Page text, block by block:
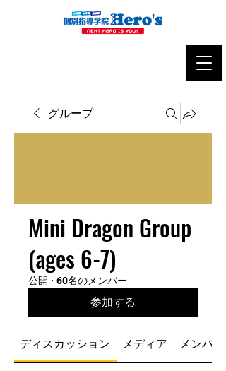
グループ
Mini Dragon Group
(ages 6-7)
公開 · 60名のメンバー
参加する
ディスカッション メディア メンバー